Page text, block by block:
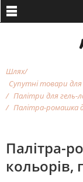
Шлях
Супутні товари
Палітри для гель-
Палітра-ромашка
Палітра-
кольорів,